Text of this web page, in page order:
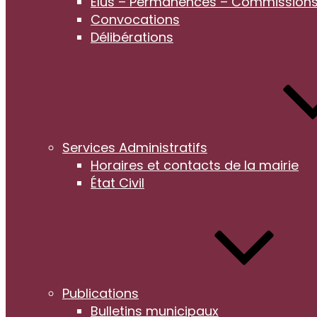
Convocations
Délibérations
Services Administratifs
Horaires et contacts de la mairie
État Civil
Publications
Bulletins municipaux